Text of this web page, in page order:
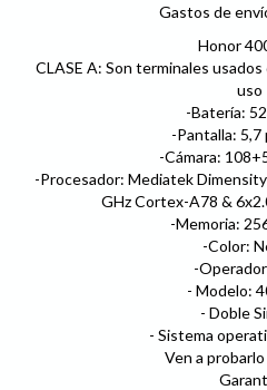
Gastos de
Honor
CLASE A: Son terminales
uso
-Batería:
-Pantalla: 5,7
-Cámara:
-Procesador: Mediatek
GHz Cortex-A78 &
-Memoria:
-Color:
-
- Modelo:
- Doble
- Sistema
Ven a